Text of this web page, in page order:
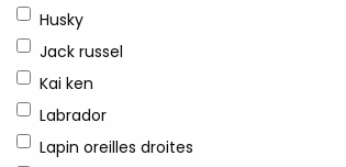
Husky
Jack russel
Kai ken
Labrador
Lapin oreilles droites